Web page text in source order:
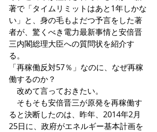
著で「タイムリミットはあと1年しかな
い」と、身の毛もよだつ予言をした著
者が、驚くべき電力最新事情と安倍晋
三内閣総理大臣への質問状を紹介す
る。
「再稼働反対57％」なのに、なぜ再稼
働するのか？
改めて言っておきたい。
そもそも安倍晋三が原発を再稼働す
ると決断したのは、昨年、2014年2月
25日に、政府がエネルギー基本計画を